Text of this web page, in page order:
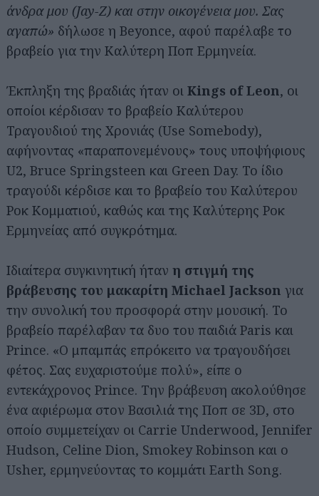
άνδρα μου (Jay-Z) και στην οικογένεια μου. Σας
αγαπώ» δήλωσε η Beyonce, αφού παρέλαβε το
βραβείο για την Καλύτερη Ποπ Ερμηνεία.
Έκπληξη της βραδιάς ήταν οι Kings of Leon, οι
οποίοι κέρδισαν το βραβείο Καλύτερου
Τραγουδιού της Χρονιάς (Use Somebody),
αφήνοντας «παραπονεμένους» τους υποψήφιους
U2, Bruce Springsteen και Green Day. Το ίδιο
τραγούδι κέρδισε και το βραβείο του Καλύτερου
Ροκ Κομματιού, καθώς και της Καλύτερης Ροκ
Ερμηνείας από συγκρότημα.
Ιδιαίτερα συγκινητική ήταν η στιγμή της
βράβευσης του μακαρίτη Michael Jackson για
την συνολική του προσφορά στην μουσική. Το
βραβείο παρέλαβαν τα δυο του παιδιά Paris και
Prince. «Ο μπαμπάς επρόκειτο να τραγουδήσει
φέτος. Σας ευχαριστούμε πολύ», είπε ο
εντεκάχρονος Prince. Την βράβευση ακολούθησε
ένα αφιέρωμα στον Βασιλιά της Ποπ σε 3D, στο
οποίο συμμετείχαν οι Carrie Underwood, Jennifer
Hudson, Celine Dion, Smokey Robinson και ο
Usher, ερμηνεύοντας το κομμάτι Earth Song.